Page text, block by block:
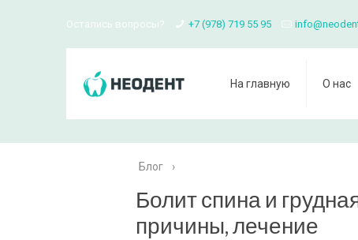
Остались вопросы? +7 (978) 719 55 95
На главную О нас
Блог ›
Болит спина и
причины, лечение